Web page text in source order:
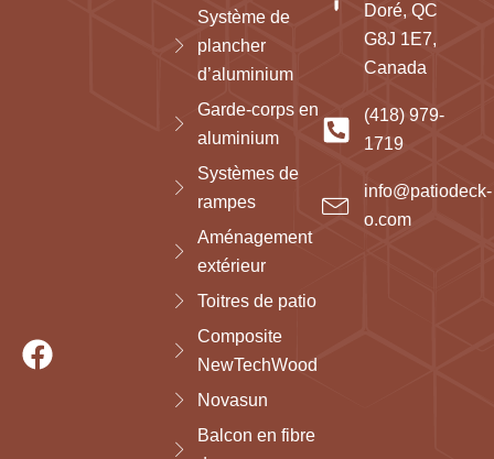
Système de
plancher
d’aluminium
Garde-corps en
aluminium
Systèmes de
rampes
Aménagement
extérieur
Toitres de patio
Composite
NewTechWood
Novasun
Balcon en fibre
Doré, QC
G8J 1E7,
Canada
(418) 979-
1719
info@patiodeck-
o.com